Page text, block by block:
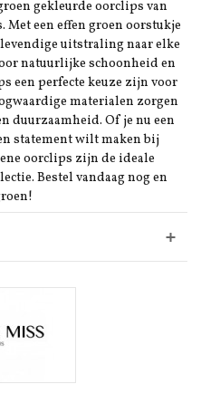
gekleurde oorclips van
een effen groen oorstukje
uitstraling naar elke
natuurlijke schoonheid en
een perfecte keuze zijn voor
materialen zorgen
duurzaamheid. Of je nu een
statement wilt maken bij
oorclips zijn de ideale
Bestel vandaag nog en